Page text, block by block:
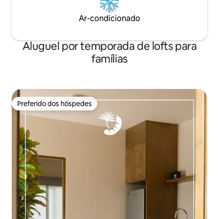
Ar-condicionado
Aluguel por temporada de lofts para
famílias
Preferido dos hóspedes
Preferido dos hóspedes